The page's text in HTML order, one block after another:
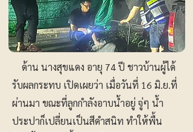
ด้าน นางสุขแดง อายุ 74 ปี ชาวบ้านผู้ได้
รับผลกระทบ เปิดเผยว่า เมื่อวันที่ 16 มิ.ย.ที่
ผ่านมา ขณะที่ลูกกำลังอาบน้ำอยู่ จู่ๆ น้ำ
ประปาก็เปลี่ยนเป็นสีดำสนิท ทำให้พื้น